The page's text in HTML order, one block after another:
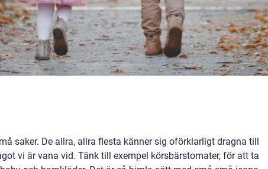
saker. De allra, allra flesta känner sig oförklarligt dragna till
vi är vana vid. Tänk till exempel körsbärstomater, för att ta